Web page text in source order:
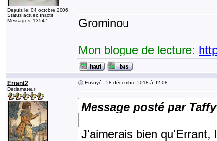
Depuis le: 04 octobre 2006
Status actuel: Inactif
Messages: 13547
Grominou
Mon blogue de lecture:
Errant2
Déclamateur
Envoyé : 28 décembre 2018 à 02:08
Message posté par Taffy
J'aimerais bien qu'Errant,